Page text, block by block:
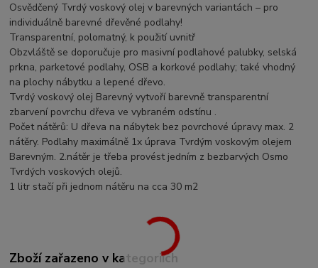
Osvědčený Tvrdý voskový olej v barevných variantách – pro
individuálně barevné dřevěné podlahy!
Transparentní, polomatný, k použití uvnitř
Obzvláště se doporučuje pro masivní podlahové palubky, selská
prkna, parketové podlahy, OSB a korkové podlahy; také vhodný
na plochy nábytku a lepené dřevo.
Tvrdý voskový olej Barevný vytvoří barevně transparentní
zbarvení povrchu dřeva ve vybraném odstínu .
Počet nátěrů: U dřeva na nábytek bez povrchové úpravy max. 2
nátěry. Podlahy maximálně 1x úprava Tvrdým voskovým olejem
Barevným. 2.nátěr je třeba provést jedním z bezbarvých Osmo
Tvrdých voskových olejů.
1 litr stačí při jednom nátěru na cca 30 m2
Zboží zařazeno v kategoriích